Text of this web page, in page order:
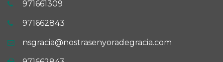
971661309
971662843
nsgracia@nostrasenyoradegracia.com